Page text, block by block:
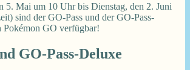
5. Mai um 10 Uhr bis Dienstag, den 2. Juni
sind der GO-Pass und der GO-Pass-
GO verfügbar!
GO-Pass-Deluxe